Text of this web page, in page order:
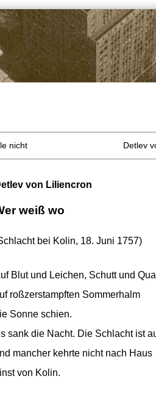
nicht Detlev
von Liliencron
weiß wo
bei Kolin, 18. Juni 1757)
Blut und Leichen, Schutt und
roßzerstampften Sommerhalm
Sonne schien.
sank die Nacht. Die Schlacht ist
mancher kehrte nicht nach Haus
von Kolin.